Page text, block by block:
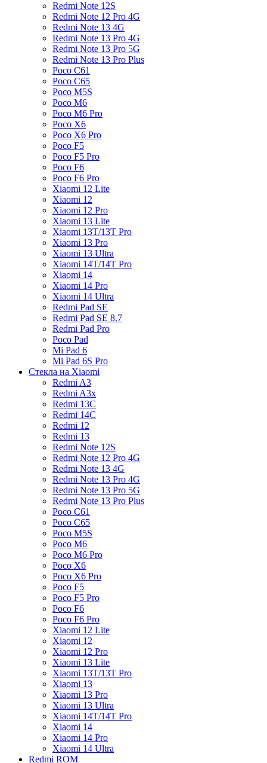
Redmi Note 12S
Redmi Note 12 Pro 4G
Redmi Note 13 4G
Redmi Note 13 Pro 4G
Redmi Note 13 Pro 5G
Redmi Note 13 Pro Plus
Poco C61
Poco C65
Poco M5S
Poco M6
Poco M6 Pro
Poco X6
Poco X6 Pro
Poco F5
Poco F5 Pro
Poco F6
Poco F6 Pro
Xiaomi 12 Lite
Xiaomi 12
Xiaomi 12 Pro
Xiaomi 13 Lite
Xiaomi 13T/13T Pro
Xiaomi 13 Pro
Xiaomi 13 Ultra
Xiaomi 14T/14T Pro
Xiaomi 14
Xiaomi 14 Pro
Xiaomi 14 Ultra
Redmi Pad SE
Redmi Pad SE 8.7
Redmi Pad Pro
Poco Pad
Mi Pad 6
Mi Pad 6S Pro
Стекла на Xiaomi
Redmi A3
Redmi A3x
Redmi 13C
Redmi 14C
Redmi 12
Redmi 13
Redmi Note 12S
Redmi Note 12 Pro 4G
Redmi Note 13 4G
Redmi Note 13 Pro 4G
Redmi Note 13 Pro 5G
Redmi Note 13 Pro Plus
Poco C61
Poco C65
Poco M5S
Poco M6
Poco M6 Pro
Poco X6
Poco X6 Pro
Poco F5
Poco F5 Pro
Poco F6
Poco F6 Pro
Xiaomi 12 Lite
Xiaomi 12
Xiaomi 12 Pro
Xiaomi 13 Lite
Xiaomi 13T/13T Pro
Xiaomi 13
Xiaomi 13 Pro
Xiaomi 13 Ultra
Xiaomi 14T/14T Pro
Xiaomi 14
Xiaomi 14 Pro
Xiaomi 14 Ultra
Redmi ROM